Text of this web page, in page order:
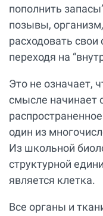
пополнить
позывы,
расходовать
переходя на
Это не означает,
смысле начинает
один из
Из школьной
структурной
является клетка.
Все органы и